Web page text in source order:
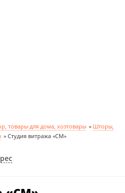
товары для дома, хозтовары » Шторы,
» Студия витража «СМ»